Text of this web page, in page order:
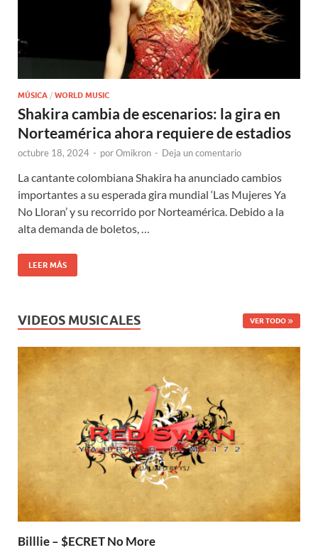
MÚSICA / WORLD MUSIC
Shakira cambia de escenarios: la gira en
Norteamérica ahora requiere de estadios
octubre 18, 2024 - porOmikron - Deja un comentario
La cantante colombiana Shakira ha anunciado cambios
importantes a su esperada gira mundial ‘Las Mujeres Ya
No Lloran’ y su recorrido por Norteamérica. Debido a la
alta demanda de boletos, …
LEER MÁS
VIDEOS MUSICALES VER TODO
Billlie – $ECRET No More